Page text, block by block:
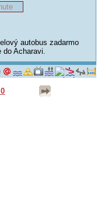
autobus zadarmo
do Acharavi.